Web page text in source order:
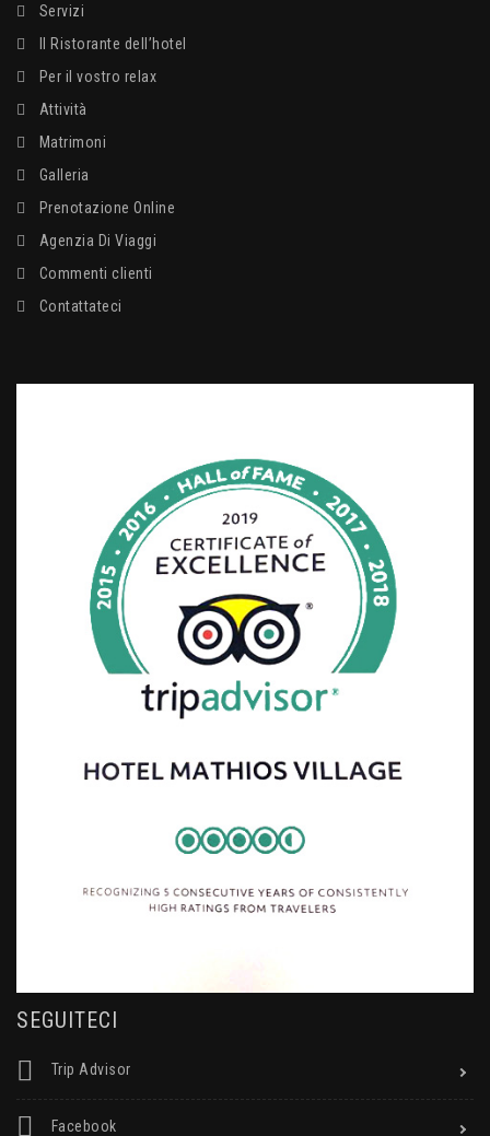
Servizi
Il Ristorante dell’hotel
Per il vostro relax
Attività
Matrimoni
Galleria
Prenotazione Online
Agenzia Di Viaggi
Commenti clienti
Contattateci
SEGUITECI
Trip Advisor
Facebook